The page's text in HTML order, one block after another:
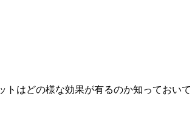
はどの様な効果が有るのか知っておいて